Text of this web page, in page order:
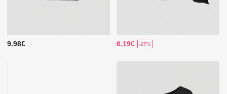
9.98€ 6.19€ -27%